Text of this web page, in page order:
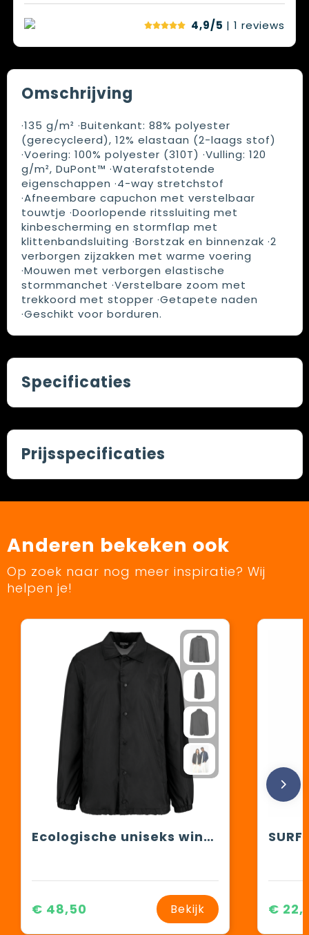
4,9/5 | 1 reviews
Omschrijving
·135 g/m² ·Buitenkant: 88% polyester
(gerecycleerd), 12% elastaan (2-laags stof)
·Voering: 100% polyester (310T) ·Vulling: 120
g/m², DuPont™ ·Waterafstotende
eigenschappen ·4-way stretchstof
·Afneembare capuchon met verstelbaar
touwtje ·Doorlopende ritssluiting met
kinbescherming en stormflap met
klittenbandsluiting ·Borstzak en binnenzak ·2
verborgen zijzakken met warme voering
·Mouwen met verborgen elastische
stormmanchet ·Verstelbare zoom met
trekkoord met stopper ·Getapete naden
·Geschikt voor borduren.
Specificaties
Prijsspecificaties
Anderen bekeken ook
Op zoek naar nog meer inspiratie? Wij
helpen je!
Ecologische uniseks windbreaker
€ 48,50 Bekijk €